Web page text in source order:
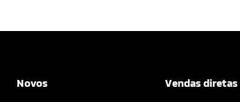
Novos Vendas diretas